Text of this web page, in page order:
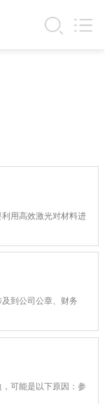
用高效激光对材料进
到公司公章、财务
可能是以下原因：参